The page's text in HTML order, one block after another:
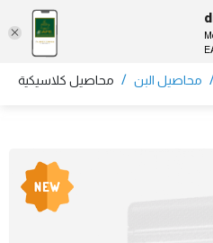
EN
محاصيل البن / محاصيل كلاسيكية